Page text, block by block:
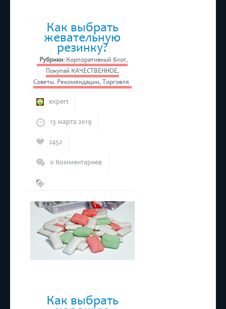
Как выбрать
жевательную
резинку?
Рубрики: Корпоративный блог,
Покупай КАЧЕСТВЕННОЕ,
Советы. Рекомендации, Торговля
expert
13 марта 2019
2452
0 Комментариев
резинка
Как выбрать